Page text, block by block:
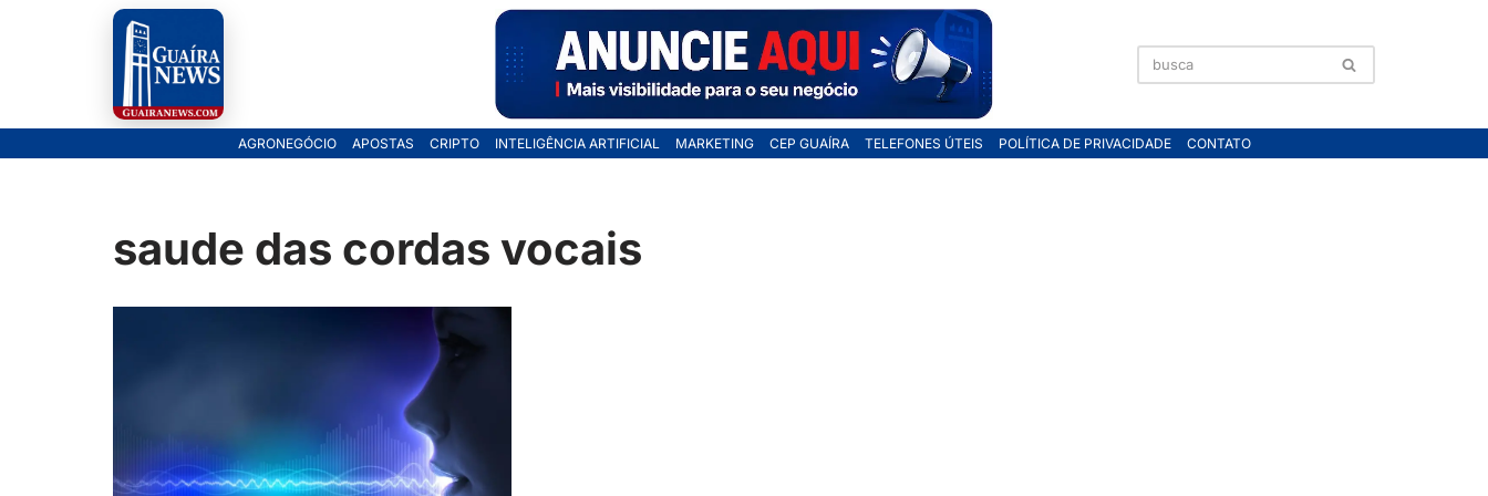
AGRONEGÓCIO APOSTAS CRIPTO INTELIGÊNCIA ARTIFICIAL MARKETING CEP GUAÍRA TELEFONES ÚTEIS POLÍTICA DE PRIVACIDADE CONTATO
saude das cordas vocais